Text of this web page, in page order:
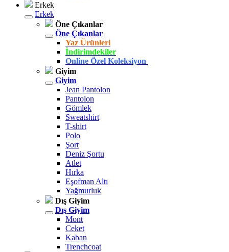
Erkek
Erkek
Öne Çıkanlar
Öne Çıkanlar
Yaz Ürünleri
İndirimdekiler
Online Özel Koleksiyon
Giyim
Giyim
Jean Pantolon
Pantolon
Gömlek
Sweatshirt
T-shirt
Polo
Şort
Deniz Şortu
Atlet
Hırka
Eşofman Altı
Yağmurluk
Dış Giyim
Dış Giyim
Mont
Ceket
Kaban
Trenchcoat